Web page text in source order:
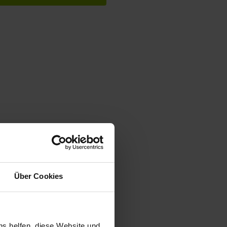
Über Cookies